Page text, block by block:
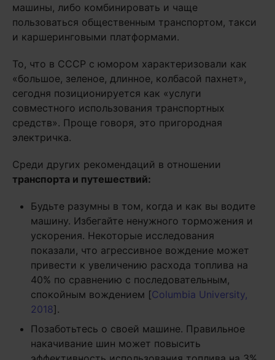
машины, либо комбинировать и чаще
пользоваться общественным транспортом, такси
и каршеринговыми платформами.
То, что в СССР с юмором характеризовали как
«большое, зеленое, длинное, колбасой пахнет»,
сегодня позиционируется как «услуги
совместного использования транспортных
средств». Проще говоря, это пригородная
электричка.
Среди других рекомендаций в отношении
транспорта и путешествий:
Будьте разумны в том, когда и как вы водите
машину. Избегайте ненужного торможения и
ускорения. Некоторые исследования
показали, что агрессивное вождение может
привести к увеличению расхода топлива на
40% по сравнению с последовательным,
спокойным вождением [Columbia University,
2018].
Позаботьтесь о своей машине. Правильное
накачивание шин может повысить